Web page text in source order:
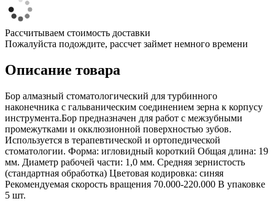
Рассчитываем стоимость доставки
Пожалуйста подождите, рассчет займет немного времени
Описание товара
Бор алмазный стоматологический для турбинного
наконечника с гальваническим соединением зерна к корпусу
инструмента.Бор предназначен для работ с межзубными
промежутками и окклюзионной поверхностью зубов.
Используется в терапевтической и ортопедической
стоматологии. Форма: игловидный короткий Общая длина: 19
мм. Диаметр рабочей части: 1,0 мм. Средняя зернистость
(стандартная обработка) Цветовая кодировка: синяя
Рекомендуемая скорость вращения 70.000-220.000 В упаковке
5 шт.